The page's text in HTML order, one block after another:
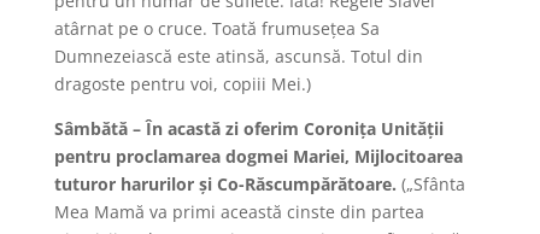
atârnat pe o cruce. Toată frumuseţea Sa
Dumnezeiască este atinsă, ascunsă. Totul din
dragoste pentru voi, copiii Mei.)
Sâmbătă – În acastă zi oferim Coroniţa Unităţii
pentru proclamarea dogmei Mariei, Mijlocitoarea
tuturor harurilor şi Co-Răscumpărătoare. („Sfânta
Mea Mamă va primi această cinste din partea